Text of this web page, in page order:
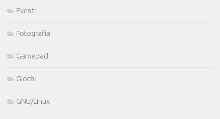
Eventi
Fotografia
Gamepad
Giochi
GNU/Linux